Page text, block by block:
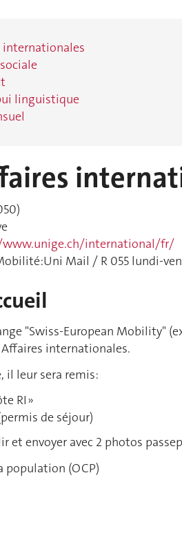
internationales
linguistique
international/fr/
Mail / R 055 lundi-
"Swiss-European Mobility"
internationales.
il leur sera remis:
RI »
de séjour)
et envoyer avec 2 photos
population (OCP)